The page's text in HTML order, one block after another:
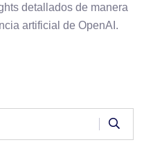
detallados de manera
artificial de OpenAI.